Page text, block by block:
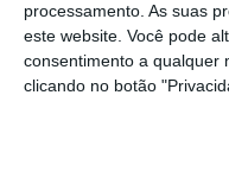
processamento. As suas
este website. Você pode
consentimento a qualquer
clicando no botão
Amiais de Baixo
euros ,referente à
arquitetura e